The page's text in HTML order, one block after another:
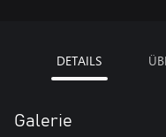
DETAILS
Galerie